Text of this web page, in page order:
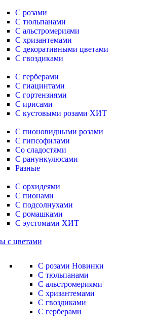
С розами
С тюльпанами
С альстромериями
С хризантемами
С декоративными цветами
С гвоздиками
С герберами
С гиацинтами
С гортензиями
С ирисами
С кустовыми розами ХИТ
С пионовидными розами
С гипсофилами
Со сладостями
С ранункулюсами
Разные
С орхидеями
С пионами
С подсолнухами
С ромашками
С эустомами ХИТ
с цветами
С розами Новинки
С тюльпанами
С альстромериями
С хризантемами
С гвоздиками
С герберами